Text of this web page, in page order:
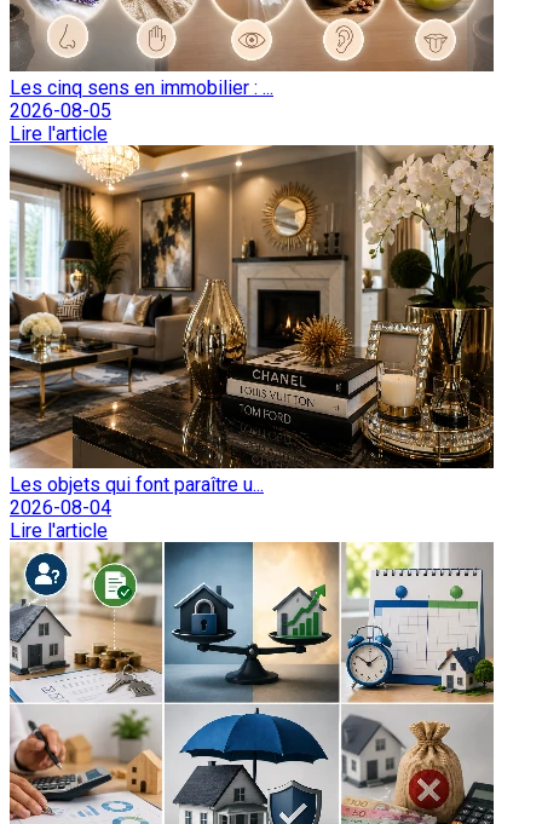
Les cinq sens en immobilier : ...
2026-08-05
Lire l'article
Les objets qui font paraître u...
2026-08-04
Lire l'article